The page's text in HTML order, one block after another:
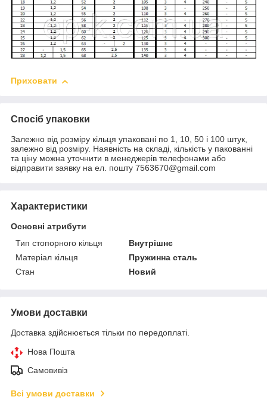
Приховати
Спосіб упаковки
Залежно від розміру кільця упаковані по 1, 10, 50 і 100 штук,
залежно від розміру. Наявність на складі, кількість у пакованні
та ціну можна уточнити в менеджерів телефонами або
відправити заявку на ел. пошту 7563670@gmail.com
Характеристики
Основні атрибути
Тип стопорного кільця
Внутрішнє
Матеріал кільця
Пружинна сталь
Стан
Новий
Умови доставки
Доставка здійснюється тільки по передоплаті.
Нова Пошта
Самовивіз
Всі умови доставки